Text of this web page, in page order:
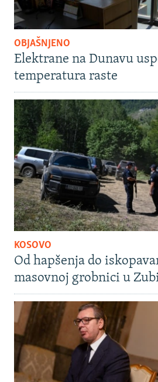
OBJAŠNJENO
Elektrane na Dunavu
temperatura raste
KOSOVO
Od hapšenja do
masovnoj grobnici u